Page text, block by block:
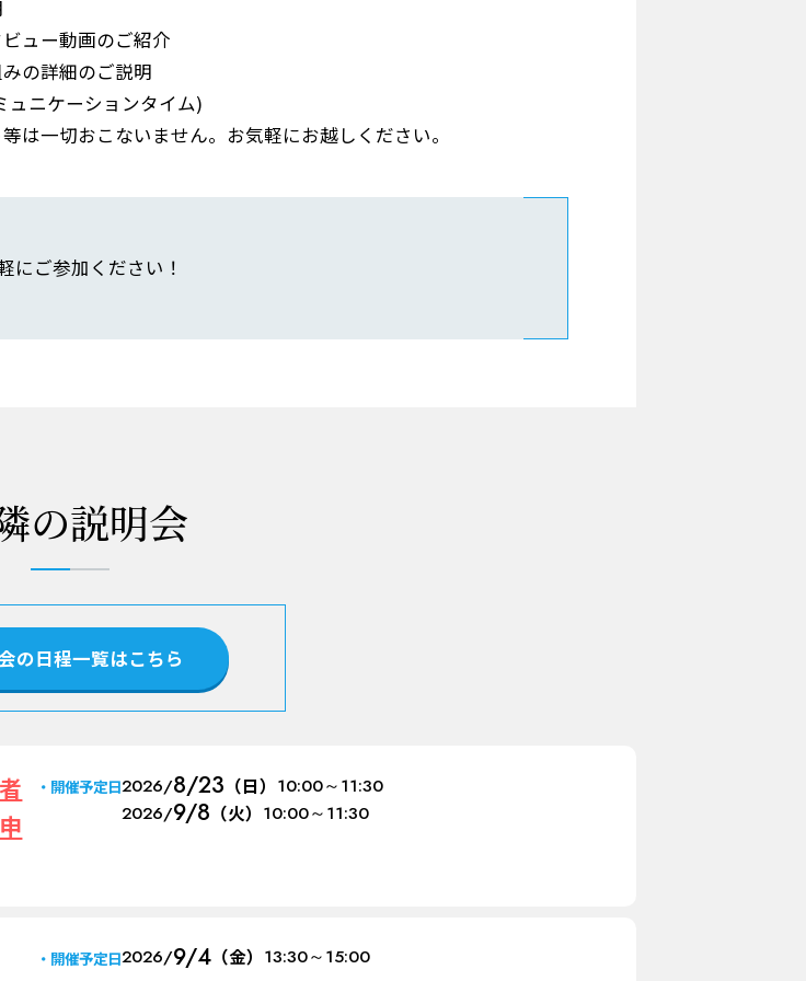
ュー動画のご紹介
の詳細のご説明
ュニケーションタイム)
は一切おこないません。お気軽にお越しください。
にご参加ください！
の説明会
の日程一覧はこちら
開催予定日2026/8/23 （日） 10:00～11:30
2026/9/8 （火） 10:00～11:30
開催予定日2026/9/4（金） 13:30～15:00